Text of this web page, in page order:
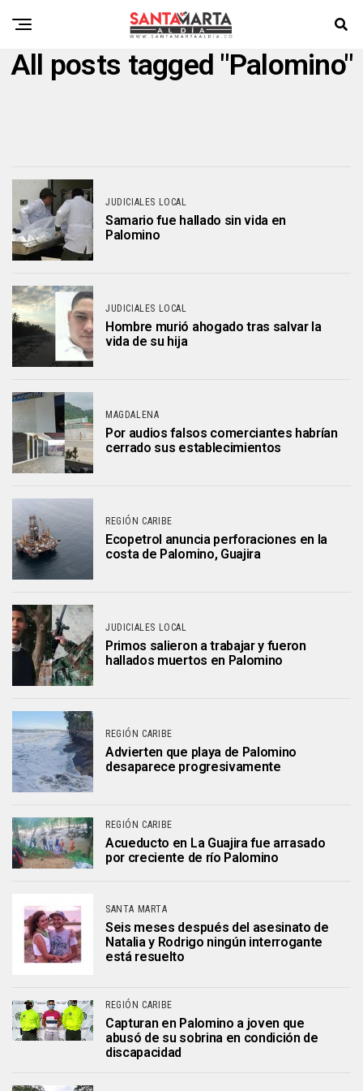
All posts tagged "Palomino"
JUDICIALES LOCAL
Samario fue hallado sin vida en
Palomino
JUDICIALES LOCAL
Hombre murió ahogado tras salvar la
vida de su hija
MAGDALENA
Por audios falsos comerciantes habrían
cerrado sus establecimientos
REGIÓN CARIBE
Ecopetrol anuncia perforaciones en la
costa de Palomino, Guajira
JUDICIALES LOCAL
Primos salieron a trabajar y fueron
hallados muertos en Palomino
REGIÓN CARIBE
Advierten que playa de Palomino
desaparece progresivamente
REGIÓN CARIBE
Acueducto en La Guajira fue arrasado
por creciente de río Palomino
SANTA MARTA
Seis meses después del asesinato de
Natalia y Rodrigo ningún interrogante
está resuelto
REGIÓN CARIBE
Capturan en Palomino a joven que
abusó de su sobrina en condición de
discapacidad